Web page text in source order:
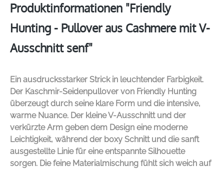
Produktinformationen "Friendly
Hunting - Pullover aus Cashmere mit V-
Ausschnitt senf"
Ein ausdrucksstarker Strick in leuchtender Farbigkeit.
Der Kaschmir-Seidenpullover von Friendly Hunting
überzeugt durch seine klare Form und die intensive,
warme Nuance. Der kleine V-Ausschnitt und der
verkürzte Arm geben dem Design eine moderne
Leichtigkeit, während der boxy Schnitt und die sanft
ausgestellte Linie für eine entspannte Silhouette
sorgen. Die feine Materialmischung fühlt sich weich auf